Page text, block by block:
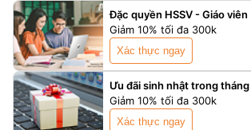
Đặc quyền HSSV - Giáo viên
Giảm 10% tối đa 300k
Xác thực ngay
Ưu đãi sinh nhật trong tháng
Giảm 10% tối đa 300k
Xác thực ngay